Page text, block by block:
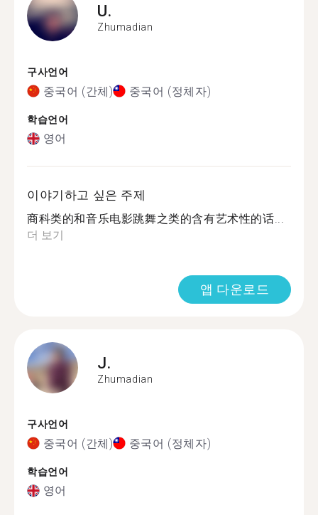
U.
Zhumadian
구사언어
중국어 (간체) 중국어 (정체자)
학습언어
영어
이야기하고 싶은 주제
商科类的和音乐电影跳舞之类的含有艺术性的话...
더 보기
앱 다운로드
J.
Zhumadian
구사언어
중국어 (간체) 중국어 (정체자)
학습언어
영어